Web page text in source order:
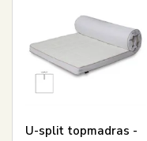
U-split topmadras -